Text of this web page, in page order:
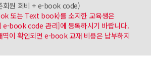
회원 회비 + e-book code)
또는 Text book)를 소지한 교육생은
e-book code 관리]에 등록하시기 바랍니다.
이 확인되면 e-book 교재 비용은 납부하지